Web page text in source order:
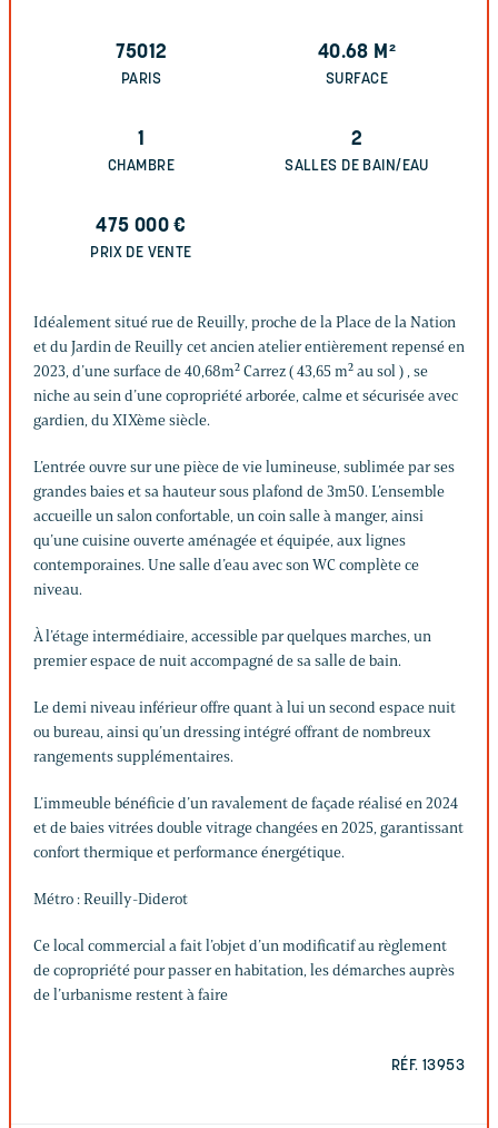
75012
PARIS
40.68 M²
SURFACE
1
CHAMBRE
2
SALLES DE BAIN/EAU
475 000€
PRIX DE VENTE
Idéalement situé rue de Reuilly, proche de la Place de la Nation
et du Jardin de Reuilly cet ancien atelier entièrement repensé en
2023, d’une surface de 40,68m² Carrez ( 43,65 m² au sol ) , se
niche au sein d’une copropriété arborée, calme et sécurisée avec
gardien, du XIXème siècle.
L’entrée ouvre sur une pièce de vie lumineuse, sublimée par ses
grandes baies et sa hauteur sous plafond de 3m50. L’ensemble
accueille un salon confortable, un coin salle à manger, ainsi
qu’une cuisine ouverte aménagée et équipée, aux lignes
contemporaines. Une salle d’eau avec son WC complète ce
niveau.
À l’étage intermédiaire, accessible par quelques marches, un
premier espace de nuit accompagné de sa salle de bain.
Le demi niveau inférieur offre quant à lui un second espace nuit
ou bureau, ainsi qu’un dressing intégré offrant de nombreux
rangements supplémentaires.
L’immeuble bénéficie d’un ravalement de façade réalisé en 2024
et de baies vitrées double vitrage changées en 2025, garantissant
confort thermique et performance énergétique.
Métro : Reuilly-Diderot
Ce local commercial a fait l’objet d’un modificatif au règlement
de copropriété pour passer en habitation, les démarches auprès
de l’urbanisme restent à faire
RÉF. 13953